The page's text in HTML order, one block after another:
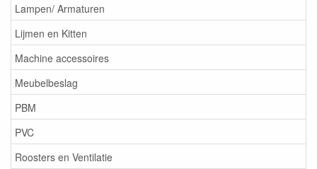
Lampen/ Armaturen
Lijmen en Kitten
Machine accessoires
Meubelbeslag
PBM
PVC
Roosters en Ventilatie